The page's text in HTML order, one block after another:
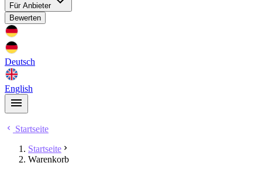
Für Anbieter
Bewerten
Deutsch
English
Startseite
Startseite
Warenkorb